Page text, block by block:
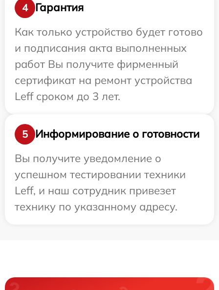
4
Гарантия
Как только устройство будет готово
и подписания акта выполненных
работ Вы получите фирменный
сертификат на ремонт устройства
Leff сроком до 3 лет.
5
Информирование о готовности
Вы получите уведомление о
успешном тестировании техники
Leff, и наш сотрудник привезет
технику по указанному адресу.